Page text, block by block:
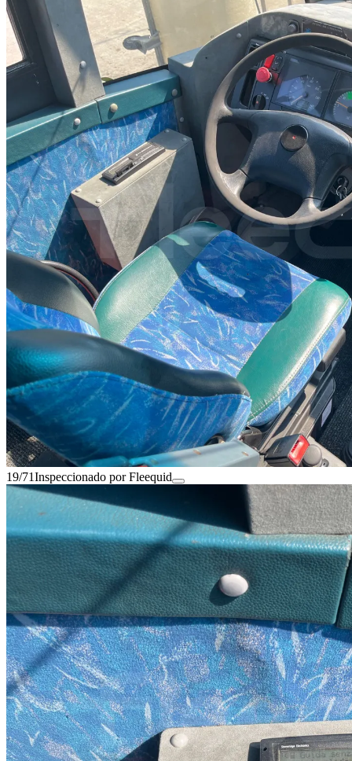
19/71Inspeccionado por Fleequid